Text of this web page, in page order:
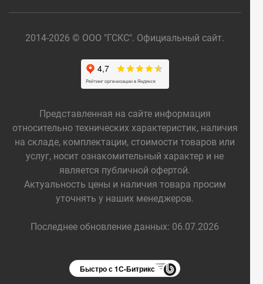
2014-2026 © ООО "ГСКС". Официальный сайт.
Представленная на сайте информация
относительно технических характеристик, наличия
на складе, комплектации, стоимости товаров или
услуг, носит ознакомительный характер и не
является публичной офертой.
Актуальность цены и наличия товара просим
уточнять у наших менеджеров.
Последнее обновление данных: 06.07.2026
Быстро с 1С-Битрикс